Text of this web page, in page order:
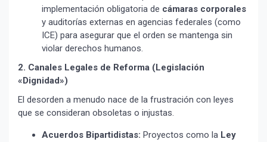
implementación obligatoria de cámaras corporales
y auditorías externas en agencias federales (como
ICE) para asegurar que el orden se mantenga sin
violar derechos humanos.
2. Canales Legales de Reforma (Legislación
«Dignidad»)
El desorden a menudo nace de la frustración con leyes
que se consideran obsoletas o injustas.
Acuerdos Bipartidistas: Proyectos como la Ley